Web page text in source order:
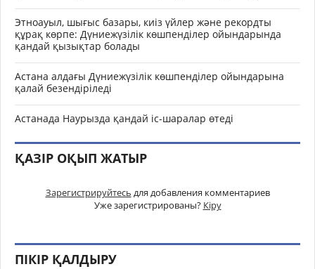
Этноауыл, шығыс базары, киіз үйлер және рекордты
құрақ көрпе: Дүниежүзілік көшпенділер ойындарында
қандай қызықтар болады
Астана алдағы Дүниежүзілік көшпенділер ойындарына
қалай безендіріледі
Астанада Наурызда қандай іс-шаралар өтеді
ҚАЗІР ОҚЫП ЖАТЫР
Зарегистрируйтесь для добавления комментариев
Уже зарегистрированы? Кіру
ПІКІР ҚАЛДЫРУ